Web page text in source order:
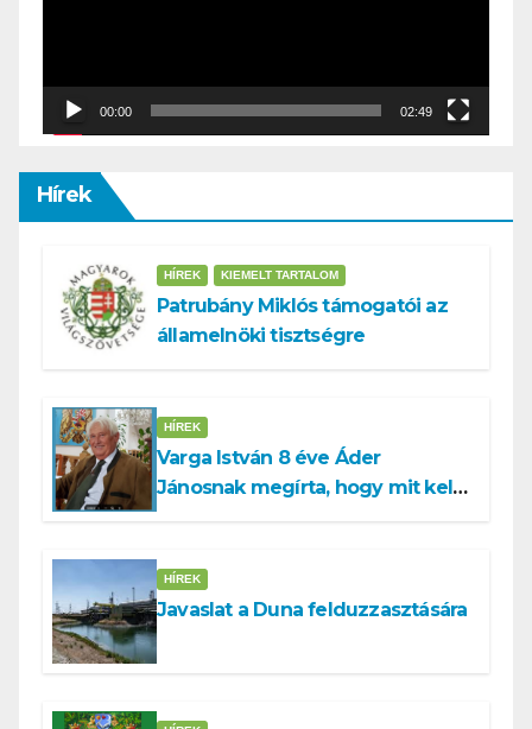
00:00 02:49
Hírek
HÍREK KIEMELT TARTALOM
Patrubány Miklós támogatói az
államelnöki tisztségre
HÍREK
Varga István 8 éve Áder
Jánosnak megírta, hogy mit kell
HÍREK
Javaslat a Duna felduzzasztására